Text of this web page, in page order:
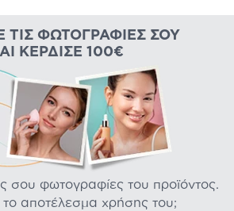
ΤΙΣ ΦΩΤΟΓΡΑΦΊΕΣ ΣΟΥ
ΚΈΡΔΙΣΕ 100€
σου φωτογραφίες του προϊόντος.
το αποτέλεσμα χρήσης του;